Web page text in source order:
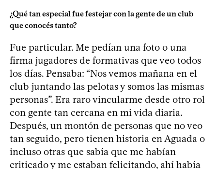
¿Qué tan especial fue festejar con la gente de un club
que conocés tanto?
Fue particular. Me pedían una foto o una
firma jugadores de formativas que veo todos
los días. Pensaba: “Nos vemos mañana en el
club juntando las pelotas y somos las mismas
personas”. Era raro vincularme desde otro rol
con gente tan cercana en mi vida diaria.
Después, un montón de personas que no veo
tan seguido, pero tienen historia en Aguada o
incluso otras que sabía que me habían
criticado y me estaban felicitando, ahí había